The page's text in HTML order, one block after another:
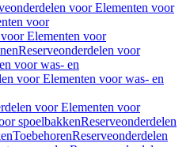
voor Elementen voor
voor
Elementen voor
Reserveonderdelen voor
voor was- en
voor Elementen voor was- en
voor Elementen voor
spoelbakkenReserveonderdelen
ToebehorenReserveonderdelen